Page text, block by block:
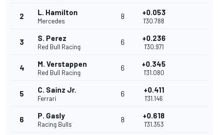
2 L. Hamilton
Mercedes
8 +0.053
1'30.788
3 S. Perez
Red Bull Racing
6 +0.236
1'30.971
4 M. Verstappen
Red Bull Racing
6 +0.345
1'31.080
5 C. Sainz Jr.
Ferrari
6 +0.411
1'31.146
6 P. Gasly
Racing Bulls
8 +0.618
1'31.353